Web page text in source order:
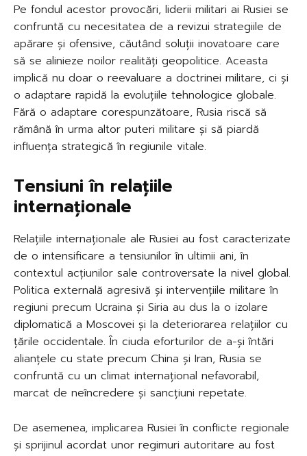
Pe fondul acestor provocări, liderii militari ai Rusiei se
confruntă cu necesitatea de a revizui strategiile de
apărare și ofensive, căutând soluții inovatoare care
să se alinieze noilor realități geopolitice. Aceasta
implică nu doar o reevaluare a doctrinei militare, ci și
o adaptare rapidă la evoluțiile tehnologice globale.
Fără o adaptare corespunzătoare, Rusia riscă să
rămână în urma altor puteri militare și să piardă
influența strategică în regiunile vitale.
Tensiuni în relațiile
internaționale
Relațiile internaționale ale Rusiei au fost caracterizate
de o intensificare a tensiunilor în ultimii ani, în
contextul acțiunilor sale controversate la nivel global.
Politica externală agresivă și intervențiile militare în
regiuni precum Ucraina și Siria au dus la o izolare
diplomatică a Moscovei și la deteriorarea relațiilor cu
țările occidentale. În ciuda eforturilor de a-și întări
alianțele cu state precum China și Iran, Rusia se
confruntă cu un climat internațional nefavorabil,
marcat de neîncredere și sancțiuni repetate.
De asemenea, implicarea Rusiei în conflicte regionale
și sprijinul acordat unor regimuri autoritare au fost